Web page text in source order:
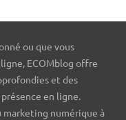
ou que vous
ECOMblog offre
et des
en ligne.
marketing numérique à